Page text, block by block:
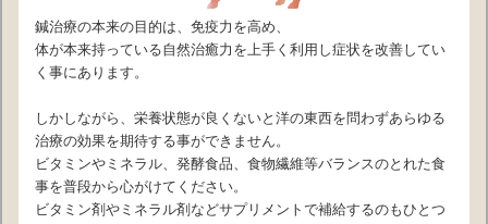
鍼治療の本来の目的は、免疫力を高め、
体が本来持っている自然治癒力を上手く利用し症状を改善してい
く事にあります。
しかしながら、栄養状態が良くないと洋の東西を問わずあらゆる
治療の効果を期待する事ができません。
ビタミンやミネラル、発酵食品、食物繊維等バランスのとれた食
事を普段から心がけてください。
ビタミン剤やミネラル剤などサプリメントで補給するのもひとつ